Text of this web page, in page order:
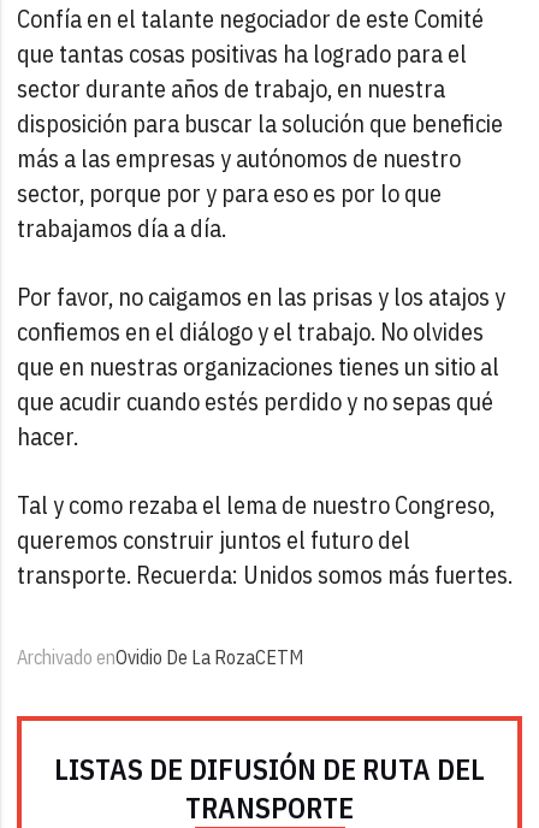
Confía en el talante negociador de este Comité
que tantas cosas positivas ha logrado para el
sector durante años de trabajo, en nuestra
disposición para buscar la solución que beneficie
más a las empresas y autónomos de nuestro
sector, porque por y para eso es por lo que
trabajamos día a día.
Por favor, no caigamos en las prisas y los atajos y
confiemos en el diálogo y el trabajo. No olvides
que en nuestras organizaciones tienes un sitio al
que acudir cuando estés perdido y no sepas qué
hacer.
Tal y como rezaba el lema de nuestro Congreso,
queremos construir juntos el futuro del
transporte. Recuerda: Unidos somos más fuertes.
Archivado enOvidio De La RozaCETM
LISTAS DE DIFUSIÓN DE RUTA DEL
TRANSPORTE